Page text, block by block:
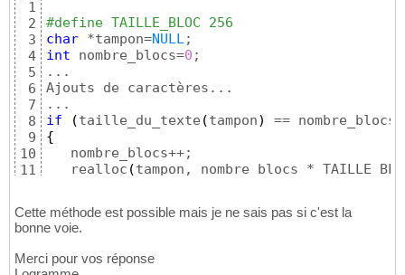
1
2
3
4
5
6
7
8
9
10
11
#define TAILLE_BLOC 256
char *tampon=NULL
int nombre_blocs=0 ;
...
Ajouts de caractères...
if
(taille_du_texte (tampon)
== nombre_blocs
{
   nombre_blocs++;
   realloc
(tampon, nombre_blocs *
Cette méthode est possible mais je ne sais pas si c'est la
bonne voie.
Merci pour vos réponse